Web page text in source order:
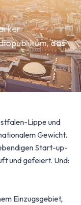
das
Lippe und
Gewicht.
Start-up-
und gefeiert. Und:
Einzugsgebiet,